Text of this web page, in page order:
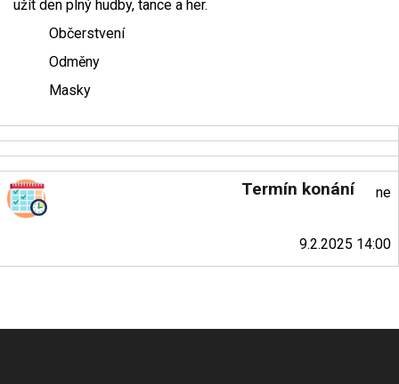
užít den plný hudby, tance a her.
Občerstvení
Odměny
Masky
Termín konání ne
9.2.2025 14:00